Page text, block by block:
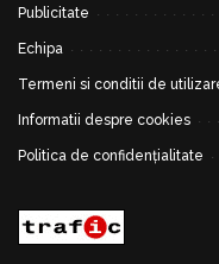
Publicitate
Echipa
Termeni si conditii de
Informatii despre cookies
Politica de confidențialitate